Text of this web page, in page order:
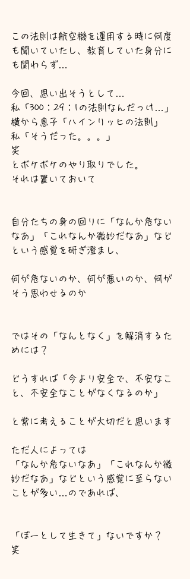
この法則は航空機を運用する時に何度
も聞いていたし、教育していた身分に
も関わらず…
今回、思い出そうとして…
私「300：29：1の法則なんだっけ…」
横から息子「ハインリッヒの法則」
私「そうだった。。。」
笑
とボケボケのやり取りでした。
それは置いておいて
自分たちの身の回りに「なんか危ない
なあ」「これなんか微妙だなあ」など
という感覚を研ぎ澄まし、
何が危ないのか、何が悪いのか、何が
そう思わせるのか
ではその「なんとなく」を解消するた
めには？
どうすれば「今より安全で、不安なこ
と、不安全なことがなくなるのか」
と常に考えることが大切だと思います
ただ人によっては
「なんか危ないなあ」「これなんか微
妙だなあ」などという感覚に至らない
ことが多い…のであれば、
「ぼーとして生きて」ないですか？
笑